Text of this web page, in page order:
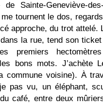
Sainte-Geneviève-
tournent le dos,
approche, du trot
la rue, tend son
premiers
bons mots. J’achète
commune voisine). À
pas vu, un éléphant,
café, entre deux